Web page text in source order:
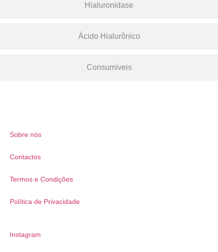
Hialuronidase
Ácido Hialurônico
Consumíveis
Sobre nós
Contactos
Termos e Condições
Política de Privacidade
Instagram